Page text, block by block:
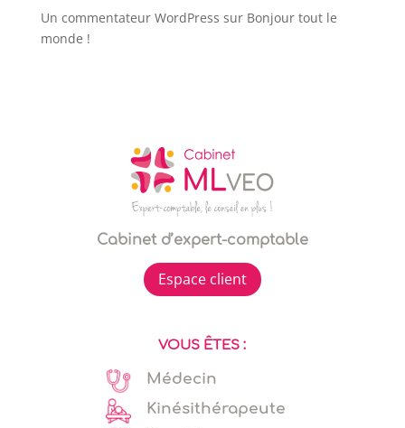
Un commentateur WordPress sur Bonjour tout le
monde !
Cabinet d’expert-comptable
Espace client
VOUS ÊTES :
Médecin
Kinésithérapeute